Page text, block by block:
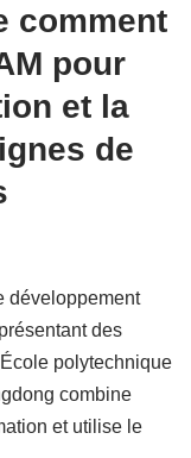
comment
pour
et la
de
développement
des
polytechnique
combine
et utilise le